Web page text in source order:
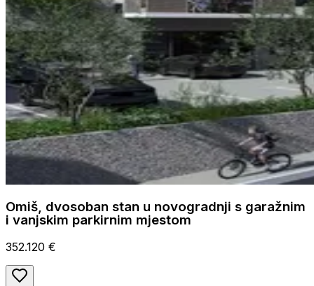
Omiš, dvosoban stan u novogradnji s garažnim
i vanjskim parkirnim mjestom
352.120 €